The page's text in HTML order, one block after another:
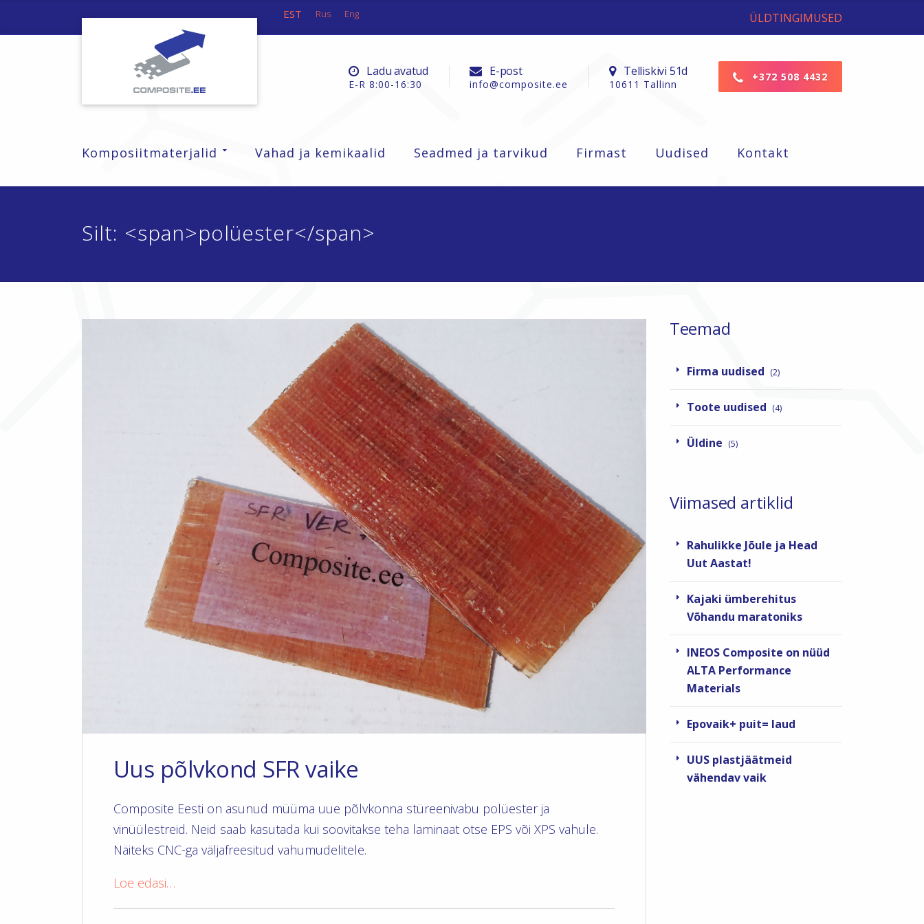
EST Rus Eng ÜLDTINGIMUSED
Komposiitmaterjalid Vahad ja kemikaalid Seadmed ja tarvikud Firmast Uudised Kontakt
Ladu avatud
E-R 8:00-16:30
E-post
info@composite.ee
Telliskivi 51d
10611 Tallinn
+372 508 4432
Silt: <span>polüester</span>
Uus põlvkond SFR vaike
Composite Eesti on asunud müüma uue põlvkonna stüreenivabu polüester ja
vinüülestreid. Neid saab kasutada kui soovitakse teha laminaat otse EPS või XPS vahule.
Näiteks CNC-ga väljafreesitud vahumudelitele.
Loe edasi…
Teemad
Firma uudised (2)
Toote uudised (4)
Üldine (5)
Viimased artiklid
Rahulikke Jõule ja Head
Uut Aastat!
Kajaki ümberehitus
Võhandu maratoniks
INEOS Composite on nüüd
ALTA Performance
Materials
Epovaik+ puit= laud
UUS plastjäätmeid
vähendav vaik